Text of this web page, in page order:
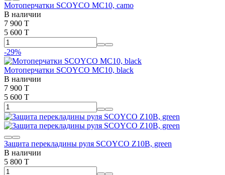
Мотоперчатки SCOYCO MC10, camo
В наличии
7 900 T
5 600 T
-29%
Мотоперчатки SCOYCO MC10, black
В наличии
7 900 T
5 600 T
Защита перекладины руля SCOYCO Z10B, green
В наличии
5 800 T